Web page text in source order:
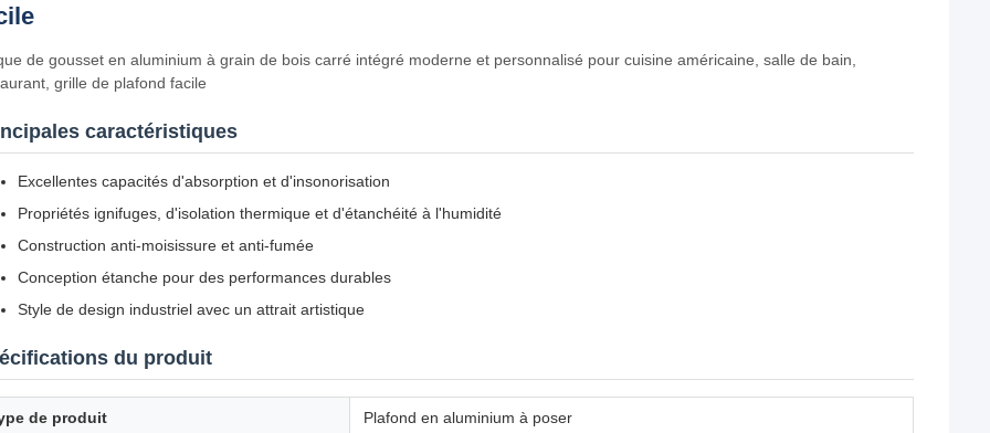
de gousset en aluminium à grain de bois carré intégré moderne et personnalisé pour cuisine américaine, salle de bain,
grille de plafond facile
caractéristiques
Excellentes capacités d'absorption et d'insonorisation
Propriétés ignifuges, d'isolation thermique et d'étanchéité à l'humidité
Construction anti-moisissure et anti-fumée
Conception étanche pour des performances durables
Style de design industriel avec un attrait artistique
du produit
de produit Plafond en aluminium à poser